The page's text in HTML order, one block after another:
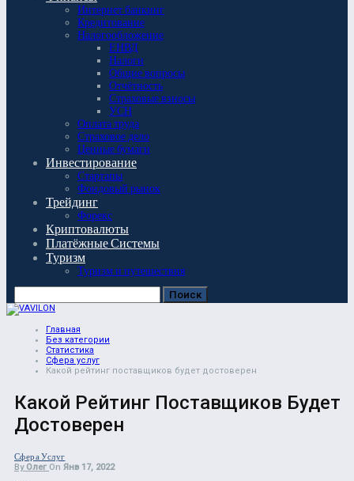
Интернет банкинг
Кредитование
Налогообложение
ЕНВД
Налоги
Общие вопросы
Отчётность
Страховые взносы
УСН
Оплата труда
Страховое дело
Ценные бумаги
Инвестирование
Стартапы
Фондовый рынок
Трейдинг
Форекс
Криптовалюты
Платёжные Системы
Туризм
Туризм и путешествия
Главная
Без категории
Статистика
Сфера услуг
Какой рейтинг поставщиков будет достоверен
Какой Рейтинг Поставщиков Будет
Достоверен
Сфера Услуг
By Олег On Янв 17, 2022